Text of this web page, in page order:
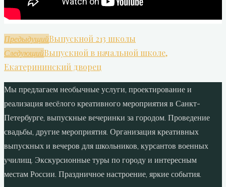
ПредыдущийВыпускной 213 школы
СледующийВыпускной в начальной школе,
Екатерининский дворец
Мы предлагаем необычные услуги, проектирование и
реализация весёлого креативного мероприятия в Санкт-
Петербурге, выпускные вечеринки за городом. Проведение
свадьбы, другие мероприятия. Организация креативных
выпускных и вечеров для школьников, курсантов военных
училищ. Экскурсионные туры по городу и интересным
местам России. Праздничное настроение, яркие события.